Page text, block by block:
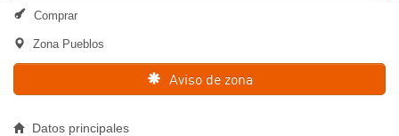
Comprar
Zona Pueblos
Aviso de zona
Datos principales